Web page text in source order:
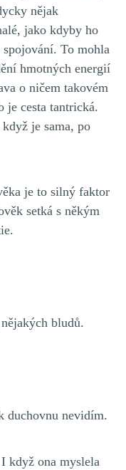
nějak
jako kdyby ho
To mohla
hmotných energií
o ničem takovém
je cesta tantrická.
je sama, po
je to silný faktor
setká s někým
bludů.
duchovnu nevidím.
když ona myslela